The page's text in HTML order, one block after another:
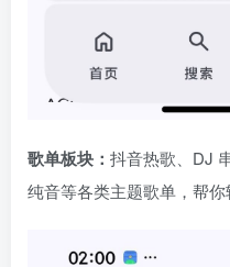
歌单板块： 抖音热歌、DJ
纯音等各类主题歌单，帮你